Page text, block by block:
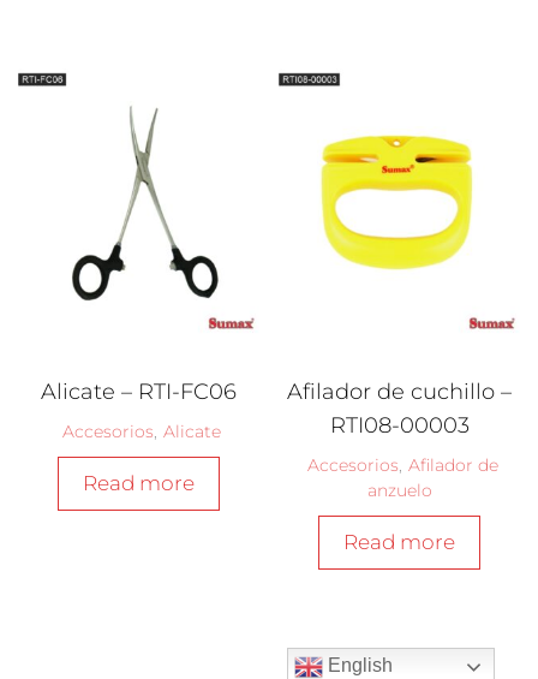
Alicate – RTI-FC06
Accesorios, Alicate
Read more
Afilador de cuchillo –
RTI08-00003
Accesorios, Afilador de
anzuelo
Read more
English